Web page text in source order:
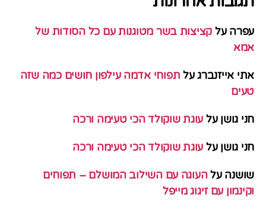
עפרה על קציצות בשר מטוגנות עם כל הסודות של
אמא
אתי אייזנברגעל תפוחי אדמה עילפון חושים כמה שזה
טעים
חני גושן על עוגת שוקולד הכי טעימה ורכה
חני גושן על עוגת שוקולד הכי טעימה ורכה
שושנה עלהעוגה עם השילוב המושלם – תפוחים
וקינמון עם זיגוג מייפל